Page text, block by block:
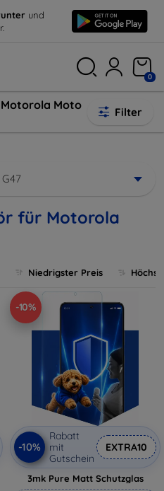
und
0
Moto
Filter
für Motorola
Niedrigster Preis
-10%
-10%
Rabatt
mit
Gutschein
EXTRA10
3mk Pure Matt Schutzglas